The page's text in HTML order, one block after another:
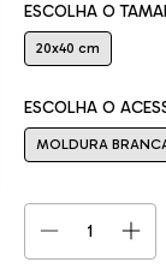
ESCOLHA O
20x40 cm
ESCOLHA O
MOLDURA